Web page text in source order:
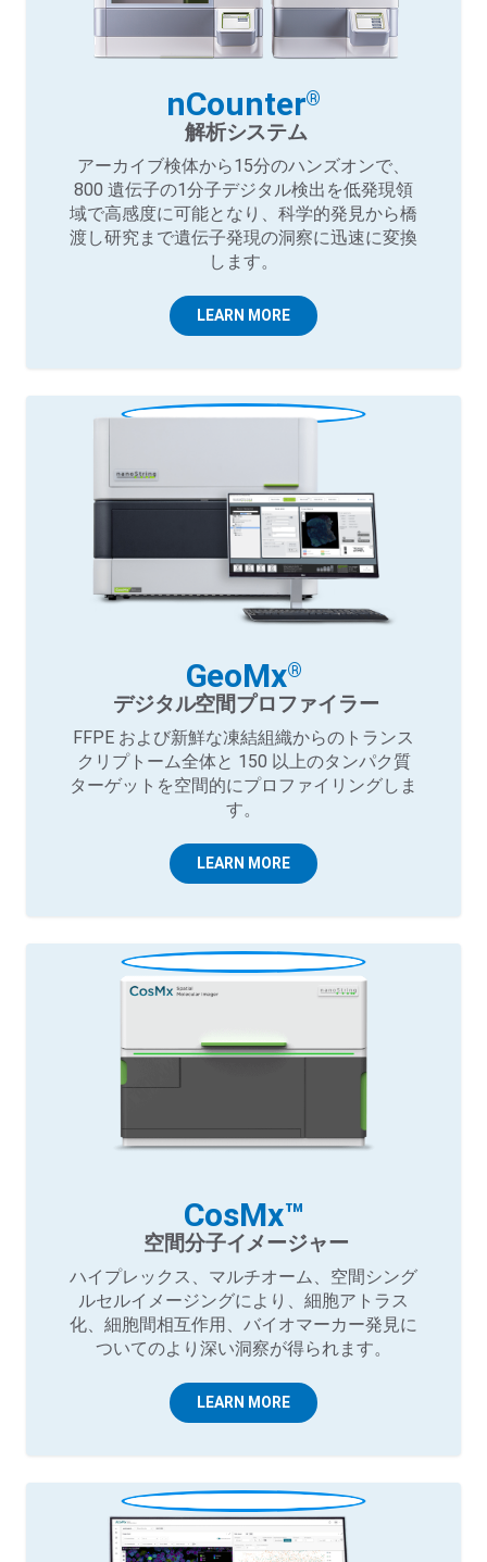
nCounter®
解析システム
アーカイブ検体から15分のハンズオンで、
800 遺伝子の1分子デジタル検出を低発現領
域で高感度に可能となり、科学的発見から橋
渡し研究まで遺伝子発現の洞察に迅速に変換
します。
LEARN MORE
GeoMx®
デジタル空間プロファイラー
FFPE および新鮮な凍結組織からのトランス
クリプトーム全体と 150 以上のタンパク質
ターゲットを空間的にプロファイリングしま
す。
LEARN MORE
CosMx™
空間分子イメージャー
ハイプレックス、マルチオーム、空間シング
ルセルイメージングにより、細胞アトラス
化、細胞間相互作用、バイオマーカー発見に
ついてのより深い洞察が得られます。
LEARN MORE